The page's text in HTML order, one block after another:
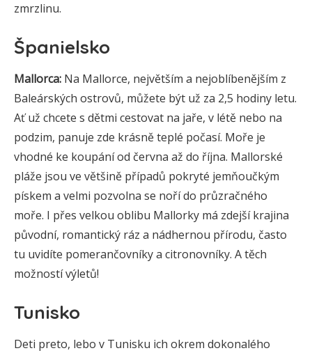
zmrzlinu.
Španielsko
Mallorca: Na Mallorce, největším a nejoblíbenějším z
Baleárských ostrovů, můžete být už za 2,5 hodiny letu.
Ať už chcete s dětmi cestovat na jaře, v létě nebo na
podzim, panuje zde krásně teplé počasí. Moře je
vhodné ke koupání od června až do října. Mallorské
pláže jsou ve většině případů pokryté jemňoučkým
pískem a velmi pozvolna se noří do průzračného
moře. I přes velkou oblibu Mallorky má zdejší krajina
původní, romantický ráz a nádhernou přírodu, často
tu uvidíte pomerančovníky a citronovníky. A těch
možností výletů!
Tunisko
Deti preto, lebo v Tunisku ich okrem dokonalého